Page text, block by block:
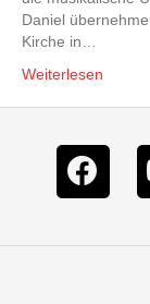
Daniel
Kirche in…
Weiterlesen